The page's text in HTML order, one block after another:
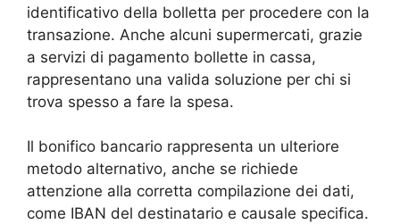
identificativo della bolletta per procedere con la
transazione. Anche alcuni supermercati, grazie
a servizi di pagamento bollette in cassa,
rappresentano una valida soluzione per chi si
trova spesso a fare la spesa.
Il bonifico bancario rappresenta un ulteriore
metodo alternativo, anche se richiede
attenzione alla corretta compilazione dei dati,
come IBAN del destinatario e causale specifica.